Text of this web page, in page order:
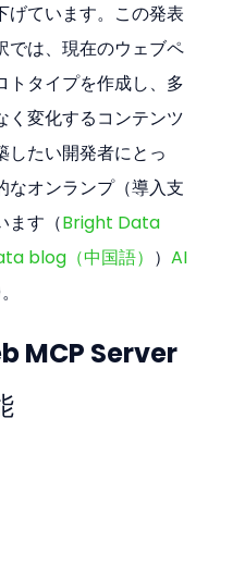
げています。この発表
では、現在のウェブペ
トタイプを作成し、多
く変化するコンテンツ
したい開発者にとっ
なオンランプ（導入支
ます（Bright Data
blog（中国語） ）AI
MCP Server